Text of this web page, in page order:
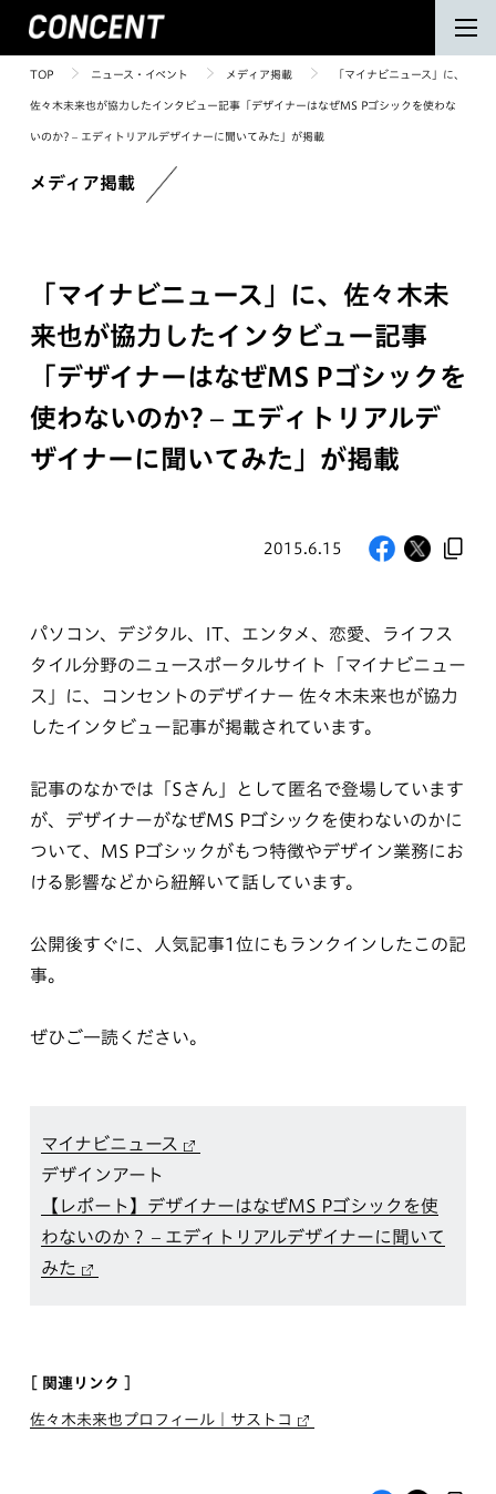
TOP ニュース・イベント メディア掲載 「マイナビニュース」に、
佐々木未来也が協力したインタビュー記事「デザイナーはなぜMS Pゴシックを使わな
いのか? – エディトリアルデザイナーに聞いてみた」が掲載
メディア掲載
「マイナビニュース」に、佐々木未
来也が協力したインタビュー記事
「デザイナーはなぜMS Pゴシックを
使わないのか? – エディトリアルデ
ザイナーに聞いてみた」が掲載
2015.6.15
パソコン、デジタル、IT、エンタメ、恋愛、ライフス
タイル分野のニュースポータルサイト「マイナビニュー
ス」に、コンセントのデザイナー 佐々木未来也が協力
したインタビュー記事が掲載されています。
記事のなかでは「Sさん」として匿名で登場しています
が、デザイナーがなぜMS Pゴシックを使わないのかに
ついて、MS Pゴシックがもつ特徴やデザイン業務にお
ける影響などから紐解いて話しています。
公開後すぐに、人気記事1位にもランクインしたこの記
事。
ぜひご一読ください。
マイナビニュース
デザインアート
【レポート】デザイナーはなぜMS Pゴシックを使
わないのか？ – エディトリアルデザイナーに聞いて
みた
[ 関連リンク ]
佐々木未来也プロフィール｜サストコ